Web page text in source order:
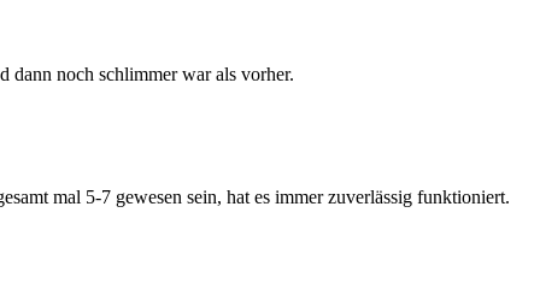
dann noch schlimmer war als vorher.
mal 5-7 gewesen sein, hat es immer zuverlässig funktioniert.